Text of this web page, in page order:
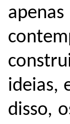
ideias,
disso,